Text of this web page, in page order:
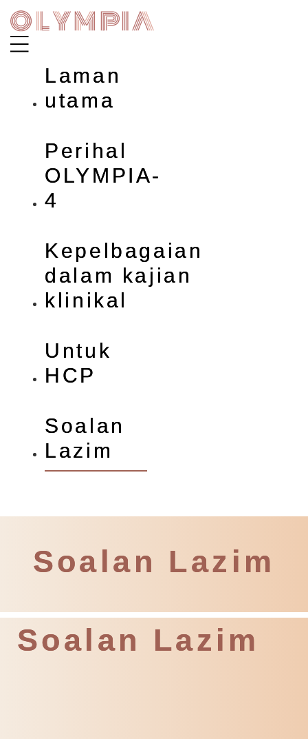
Skip
to
content
Laman
utama
Perihal
OLYMPIA-
4
Kepelbagaian
dalam kajian
klinikal
Untuk
HCP
Soalan
Lazim
Soalan Lazim
Soalan Lazim